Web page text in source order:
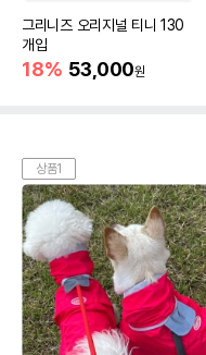
그리니즈 오리지널 티니 130
개입
18% 53,000원
상품1